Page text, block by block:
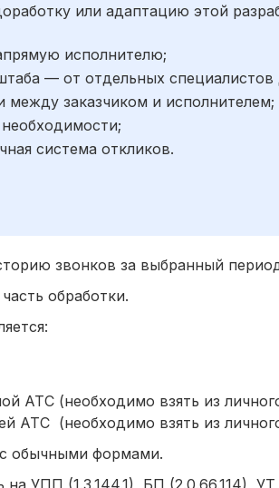
или адаптацию этой
исполнителю;
— от отдельных
заказчиком и исполнителем;
система откликов.
звонков за выбранный
обработки.
АТС (необходимо взять из
АТС (необходимо взять из
обычными формами.
УПП (1.3.144.1), БП (2.0.66.114), УТ